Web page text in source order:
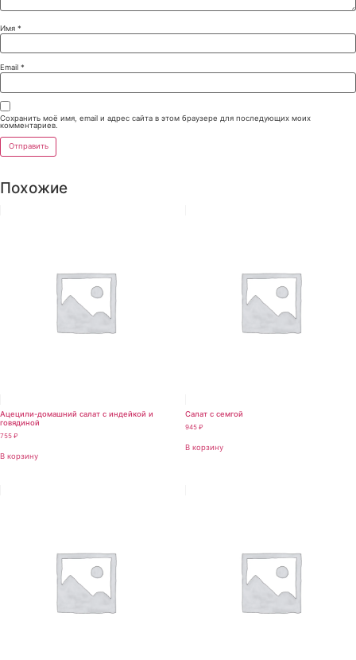
Имя *
Email *
Сохранить моё имя, email и адрес сайта в этом браузере для последующих моих
комментариев.
Похожие
Ацецили-домашний салат с индейкой и
говядиной
755 ₽
В корзину
Салат с семгой
945 ₽
В корзину